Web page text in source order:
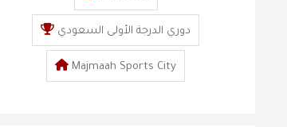
دوري الدرجة الأولى السعودي
Majmaah Sports City